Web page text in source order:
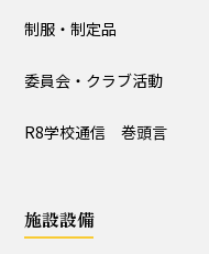
大泉小の自然便り
構内図
制服・制定品
委員会・クラブ活動
R8学校通信 巻頭言
施設設備